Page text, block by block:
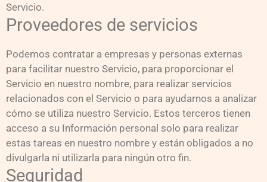
Servicio.
Proveedores de servicios
Podemos contratar a empresas y personas externas
para facilitar nuestro Servicio, para proporcionar el
Servicio en nuestro nombre, para realizar servicios
relacionados con el Servicio o para ayudarnos a analizar
cómo se utiliza nuestro Servicio. Estos terceros tienen
acceso a su Información personal solo para realizar
estas tareas en nuestro nombre y están obligados a no
divulgarla ni utilizarla para ningún otro fin.
Seguridad